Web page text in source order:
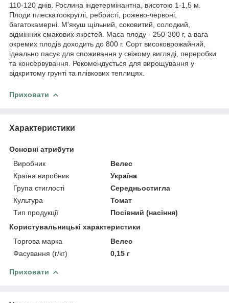
110-120 днів. Рослина індетермінантна, висотою 1-1,5 м.
Плоди плескатоокруглі, ребристі, рожево-червоні,
багатокамерні. М'якуш щільний, соковитий, солодкий,
відмінних смакових якостей. Маса плоду - 250-300 г, а вага
окремих плодів доходить до 800 г. Сорт високоврожайний,
ідеально пасує для споживання у свіжому вигляді, переробки
та консервування. Рекомендується для вирощування у
відкритому грунті та плівкових теплицях.
Приховати
Характеристики
Основні атрибути
Виробник
Велес
Країна виробник
Україна
Група стиглості
Середньостигла
Культура
Томат
Тип продукції
Посівний (насіння)
Користувальницькі характеристики
Торгова марка
Велес
Фасування (г/кг)
0,15 г
Приховати